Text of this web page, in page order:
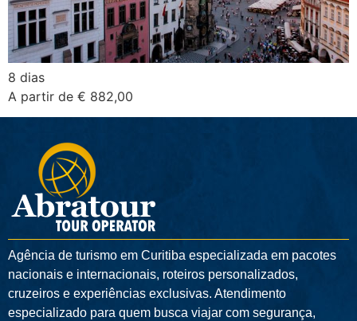
8 dias
A partir de € 882,00
Agência de turismo em Curitiba especializada em pacotes
nacionais e internacionais, roteiros personalizados,
cruzeiros e experiências exclusivas. Atendimento
especializado para quem busca viajar com segurança,